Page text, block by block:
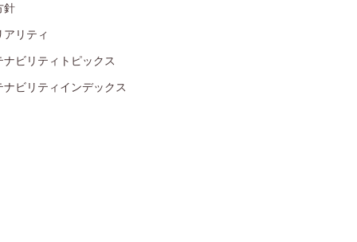
針
アリティ
ナビリティトピックス
ナビリティインデックス